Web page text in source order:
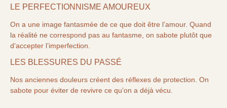
LE PERFECTIONNISME AMOUREUX
On a une image fantasmée de ce que doit être l’amour. Quand
la réalité ne correspond pas au fantasme, on sabote plutôt que
d’accepter l’imperfection.
LES BLESSURES DU PASSÉ
Nos anciennes douleurs créent des réflexes de protection. On
sabote pour éviter de revivre ce qu’on a déjà vécu.